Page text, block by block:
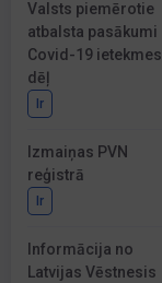
Valsts piemērotie
atbalsta pasākumi
Covid-19 ietekmes
dēļ
Ir
Izmaiņas PVN
reģistrā
Ir
Informācija no
Latvijas Vēstnesis